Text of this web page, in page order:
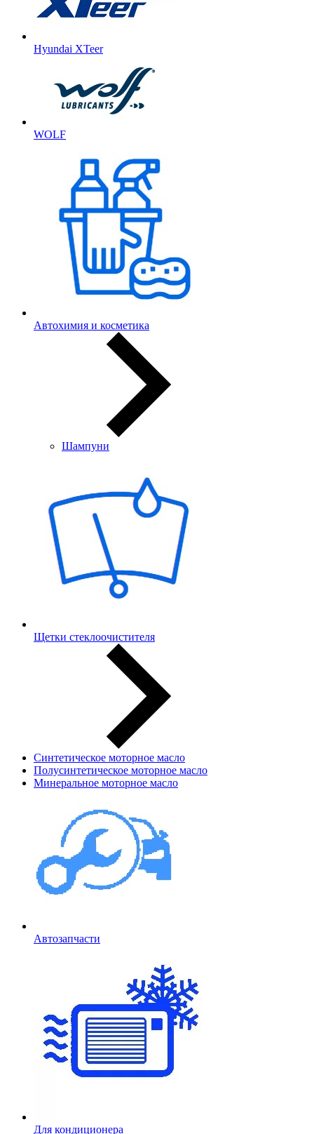
Hyundai XTeer
WOLF
Автохимия и косметика
Шампуни
Щетки стеклоочистителя
Синтетическое моторное масло
Полусинтетическое моторное масло
Минеральное моторное масло
Автозапчасти
Для кондиционера